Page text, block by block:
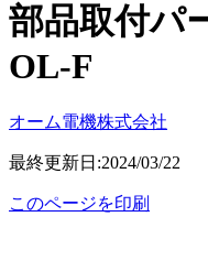
部品取付パ
OL-F
オーム電機株式会社
最終更新日:2024/03/22
このページを印刷